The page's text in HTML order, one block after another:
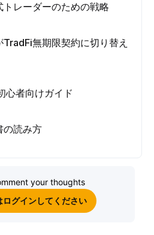
レーダーのための戦略
無期限契約に切り替え
心者向けガイド
の読み方
your thoughts
ログインしてください